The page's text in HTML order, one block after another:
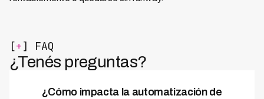
[+] FAQ
¿Tenés preguntas?
¿Cómo impacta la automatización de